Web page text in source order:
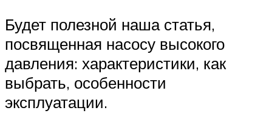
Будет полезной наша статья,
посвященная насосу высокого
давления: характеристики, как
выбрать, особенности
эксплуатации.